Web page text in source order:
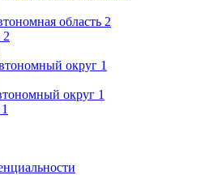
область 2
2
округ 1
округ 1
1